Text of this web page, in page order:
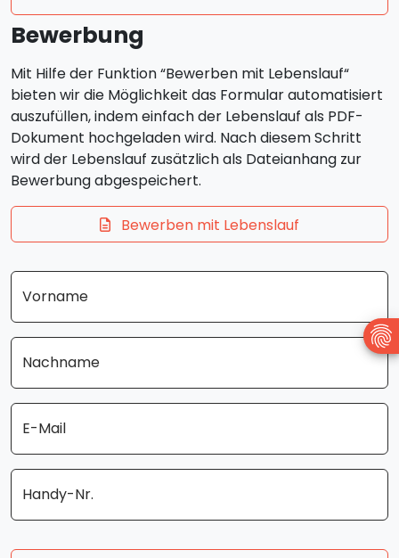
Bewerbung
Mit Hilfe der Funktion “Bewerben mit Lebenslauf“
bieten wir die Möglichkeit das Formular automatisiert
auszufüllen, indem einfach der Lebenslauf als PDF-
Dokument hochgeladen wird. Nach diesem Schritt
wird der Lebenslauf zusätzlich als Dateianhang zur
Bewerbung abgespeichert.
Bewerben mit Lebenslauf
Vorname
Nachname
E-Mail
Handy-Nr.